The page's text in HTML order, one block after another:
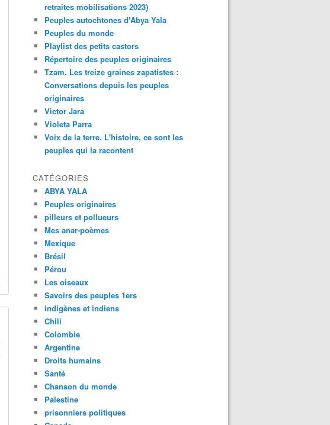
retraites mobilisations 2023)
Peuples autochtones d'Abya Yala
Peuples du monde
Playlist des petits castors
Répertoire des peuples originaires
Tzam. Les treize graines zapatistes :
Conversations depuis les peuples
originaires
Victor Jara
Violeta Parra
Voix de la terre. L'histoire, ce sont les
peuples qui la racontent
CATÉGORIES
ABYA YALA
Peuples originaires
pilleurs et pollueurs
Mes anar-poèmes
Mexique
Brésil
Pérou
Les oiseaux
Savoirs des peuples 1ers
indigènes et indiens
Chili
Colombie
Argentine
Droits humains
Santé
Chanson du monde
Palestine
prisonniers politiques